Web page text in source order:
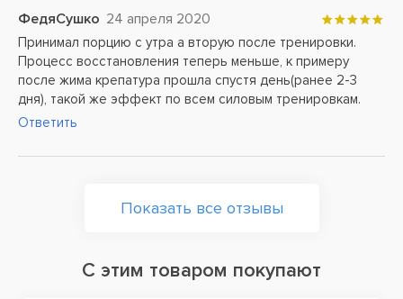
ФедяСушко 24 апреля 2020
Принимал порцию с утра а вторую после тренировки.
Процесс восстановления теперь меньше, к примеру
после жима крепатура прошла спустя день(ранее 2-3
дня), такой же эффект по всем силовым тренировкам.
Ответить
Показать все отзывы
С этим товаром покупают